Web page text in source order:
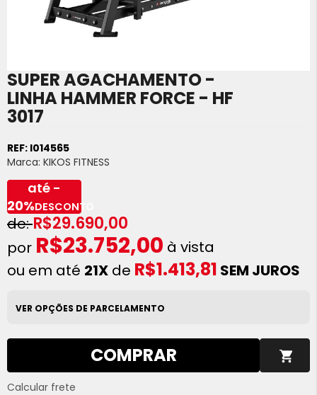
SUPER AGACHAMENTO -
LINHA HAMMER FORCE - HF
3017
REF: I014565
Marca: KIKOS FITNESS
R$29.690,00
até -
20%DESCONTO
R$23.752,00 à vista
ou em até 21X de R$1.413,81 SEM JUROS
VER OPÇÕES DE PARCELAMENTO
COMPRAR
Calcular frete
Saltar
para
o
início
Galeria
de
imagens